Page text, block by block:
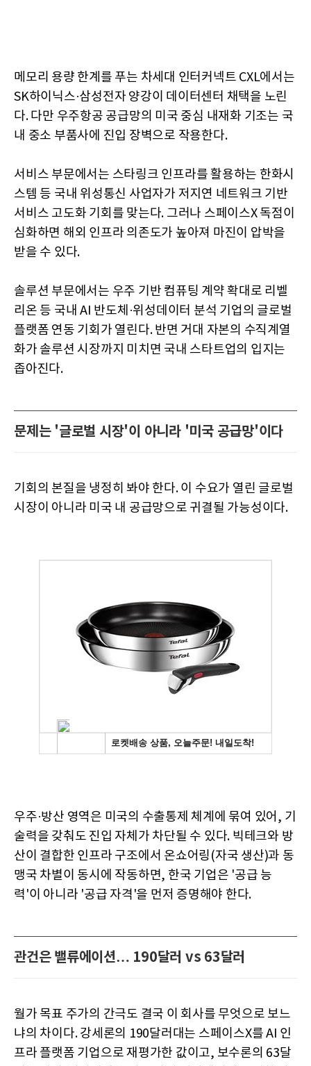
메모리 용량 한계를 푸는 차세대 인터커넥트 CXL에서는
SK하이닉스·삼성전자 양강이 데이터센터 채택을 노린
다. 다만 우주항공 공급망의 미국 중심 내재화 기조는 국
내 중소 부품사에 진입 장벽으로 작용한다.
서비스 부문에서는 스타링크 인프라를 활용하는 한화시
스템 등 국내 위성통신 사업자가 저지연 네트워크 기반
서비스 고도화 기회를 맞는다. 그러나 스페이스X 독점이
심화하면 해외 인프라 의존도가 높아져 마진이 압박을
받을 수 있다.
솔루션 부문에서는 우주 기반 컴퓨팅 계약 확대로 리벨
리온 등 국내 AI 반도체·위성데이터 분석 기업의 글로벌
플랫폼 연동 기회가 열린다. 반면 거대 자본의 수직계열
화가 솔루션 시장까지 미치면 국내 스타트업의 입지는
좁아진다.
문제는 '글로벌 시장'이 아니라 '미국 공급망'이다
기회의 본질을 냉정히 봐야 한다. 이 수요가 열린 글로벌
시장이 아니라 미국 내 공급망으로 귀결될 가능성이다.
우주·방산 영역은 미국의 수출통제 체계에 묶여 있어, 기
술력을 갖춰도 진입 자체가 차단될 수 있다. 빅테크와 방
산이 결합한 인프라 구조에서 온쇼어링(자국 생산)과 동
맹국 차별이 동시에 작동하면, 한국 기업은 '공급 능
력'이 아니라 '공급 자격'을 먼저 증명해야 한다.
관건은 밸류에이션… 190달러 vs 63달러
월가 목표 주가의 간극도 결국 이 회사를 무엇으로 보느
냐의 차이다. 강세론의 190달러대는 스페이스X를 AI 인
프라 플랫폼 기업으로 재평가한 값이고, 보수론의 63달